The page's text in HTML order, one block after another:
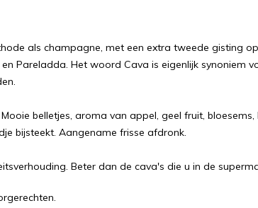
als champagne, met een extra tweede gisting
Pareladda. Het woord Cava is eigenlijk synoniem
belletjes, aroma van appel, geel fruit,
bijsteekt. Aangename frisse afdronk.
Beter dan de cava's die u in de